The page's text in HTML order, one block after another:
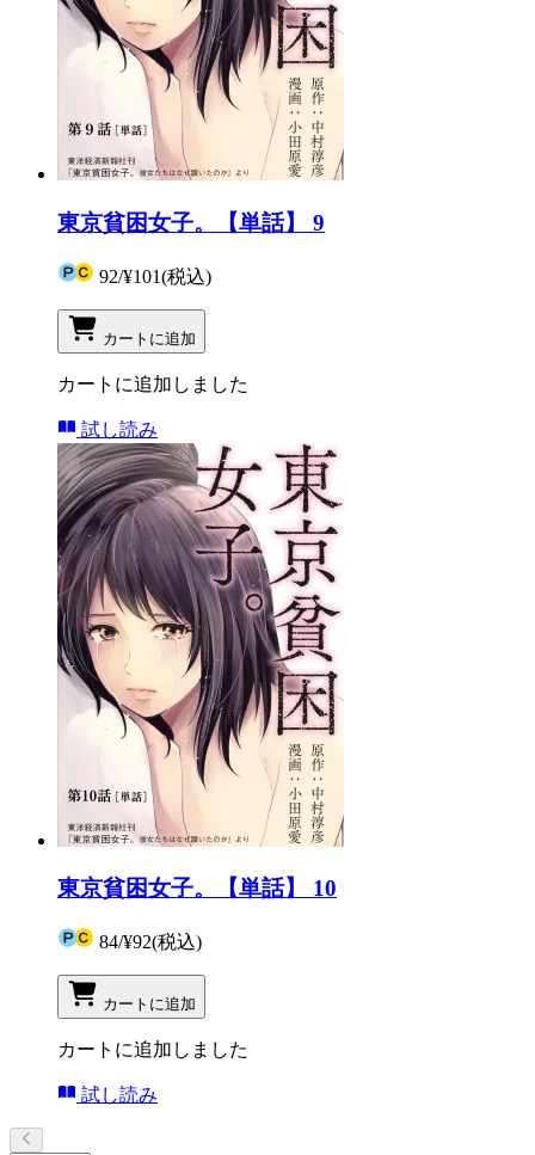
東京貧困女子。【単話】 9
92/¥101(税込)
カートに追加
カートに追加しました
試し読み
東京貧困女子。【単話】 10
84/¥92(税込)
カートに追加
カートに追加しました
試し読み